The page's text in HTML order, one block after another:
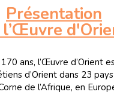
Présentation
l’Œuvre
ans, l’Œuvre d’Orient
d’Orient dans 23
de l’Afrique, en